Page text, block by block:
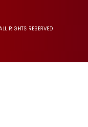
RIGHTS RESERVED